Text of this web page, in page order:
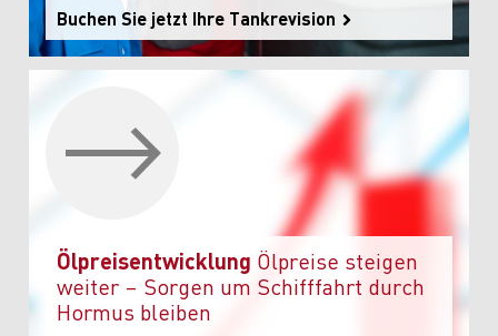
Buchen Sie jetzt Ihre Tankrevision
Ölpreisentwicklung Ölpreise steigen
weiter – Sorgen um Schifffahrt durch
Hormus bleiben